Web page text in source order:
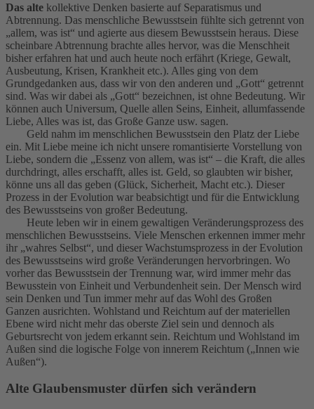
Das alte kollektive Denken basierte auf Separatismus und
Abtrennung. Das menschliche Bewusstsein fühlte sich getrennt von
„allem, was ist“ und agierte aus diesem Bewusstsein heraus. Diese
scheinbare Abtrennung brachte alles hervor, was die Menschheit
bisher erfahren hat und auch heute noch erfährt (Kriege, Gewalt,
Ausbeutung, Krisen, Krankheit etc.). Alles ging von dem
Grundgedanken aus, dass wir von den anderen und „Gott“ getrennt
sind. Was wir dabei als „Gott“ bezeichnen, ist ohne Bedeutung. Wir
können auch Universum, Quelle allen Seins, Einheit, allumfassende
Liebe, Alles was ist, das Große Ganze usw. sagen.
Geld nahm im menschlichen Bewusstsein den Platz der Liebe
ein. Mit Liebe meine ich nicht unsere romantisierte Vorstellung von
Liebe, sondern die „Essenz von allem, was ist“ – die Kraft, die alles
durchdringt, alles erschafft, alles ist. Geld, so glaubten wir bisher,
könne uns all das geben (Glück, Sicherheit, Macht etc.). Dieser
Prozess in der Evolution war beabsichtigt und für die Entwicklung
des Bewusstseins von großer Bedeutung.
Heute leben wir in einem gewaltigen Veränderungsprozess des
menschlichen Bewusstseins. Viele Menschen erkennen immer mehr
ihr „wahres Selbst“, und dieser Wachstumsprozess in der Evolution
des Bewusstseins wird große Veränderungen hervorbringen. Wo
vorher das Bewusstsein der Trennung war, wird immer mehr das
Bewusstein von Einheit und Verbundenheit sein. Der Mensch wird
sein Denken und Tun immer mehr auf das Wohl des Großen
Ganzen ausrichten. Wohlstand und Reichtum auf der materiellen
Ebene wird nicht mehr das oberste Ziel sein und dennoch als
Geburtsrecht von jedem erkannt sein. Reichtum und Wohlstand im
Außen sind die logische Folge von innerem Reichtum („Innen wie
Außen“).
Alte Glaubensmuster dürfen sich verändern